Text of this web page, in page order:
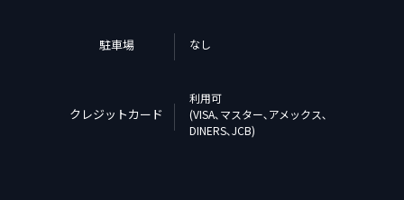
駐車場 なし
クレジットカード
利用可
(VISA､マスター､アメックス､
DINERS､JCB)